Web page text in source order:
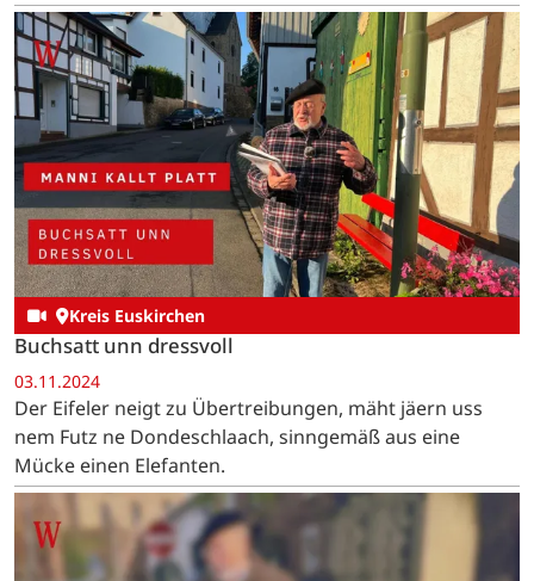
Kreis Euskirchen
Buchsatt unn dressvoll
03.11.2024
Der Eifeler neigt zu Übertreibungen, mäht jäern uss
nem Futz ne Dondeschlaach, sinngemäß aus eine
Mücke einen Elefanten.